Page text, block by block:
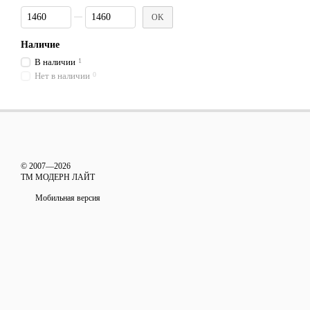
От Световой поток, Лм/м
До Световой поток, Лм/м
OK
Наличие
В наличии 1
Нет в наличии 0
© 2007—2026
ТМ МОДЕРН ЛАЙТ
Мобильная версия